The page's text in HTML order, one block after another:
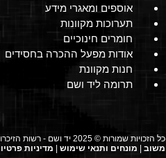
אוספים ומאגרי מידע
תערוכות מקוונות
חומרים חינוכיים
אודות מפעל ההכרה בחסידים
חנות מקוונת
תרומה ליד ושם
כל הזכויות שמורות © 2025 יד ושם - רשות הזיכרון לשואה ולגבורה
משוב
מונחים ותנאי שימוש מדיניות